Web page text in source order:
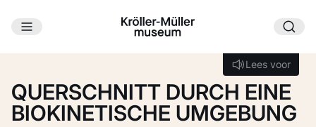
Ga naar hoofdinhoud
Lees voor
Lees voor
QUERSCHNITT DURCH EINE
BIOKINETISCHE UMGEBUNG